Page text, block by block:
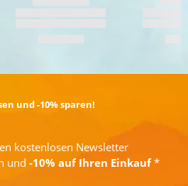
und -10% sparen!
kostenlosen Newsletter
und -10% auf Ihren Einkauf*